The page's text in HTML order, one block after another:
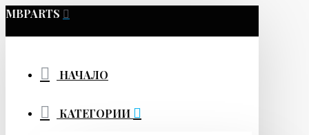
MBPARTS
НАЧАЛО
КАТЕГОРИИ